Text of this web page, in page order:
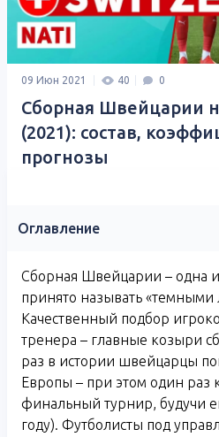
09 Июн 2021 40 0
Сборная Швейцарии
(2021): состав,
прогнозы
Оглавление
Сборная Швейцарии – одна
принято называть
Качественный подбор
тренера – главные козыри
раз в истории швейцарцы
Европы – при этом один раз
финальный турнир, будучи
году). Футболисты под